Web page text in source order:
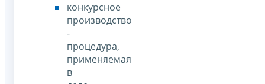
конкурсное
производство
-
процедура,
применяемая
в